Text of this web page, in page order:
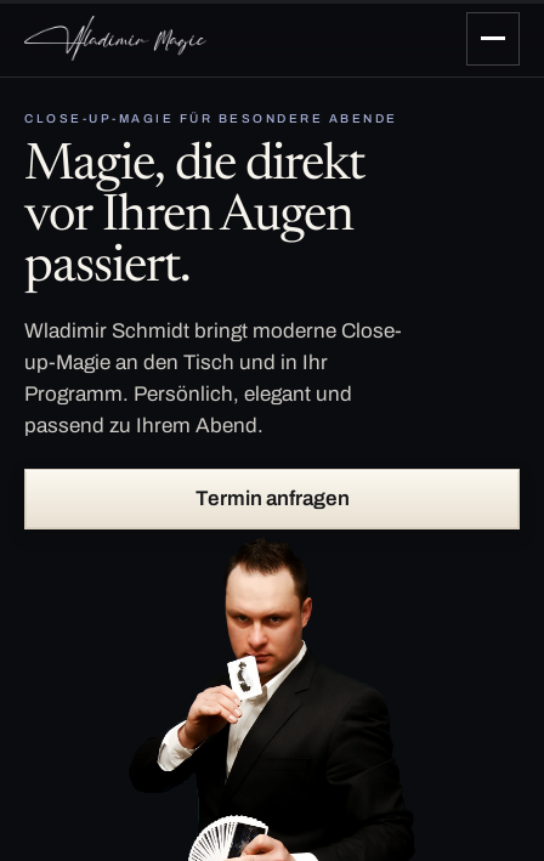
CLOSE-UP-MAGIE FÜR BESONDERE ABENDE
Magie, die direkt
vor Ihren Augen
passiert.
Wladimir Schmidt bringt moderne Close-
up-Magie an den Tisch und in Ihr
Programm. Persönlich, elegant und
passend zu Ihrem Abend.
Termin anfragen